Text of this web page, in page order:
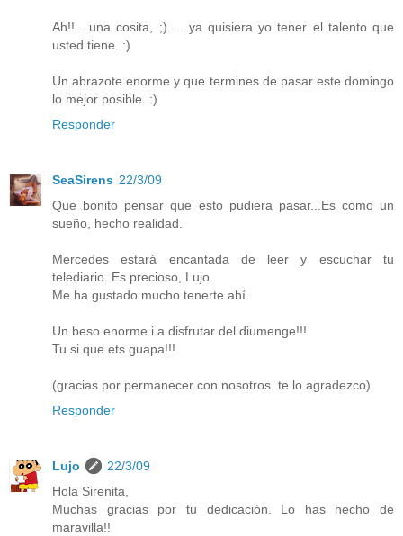
Ah!!....una cosita, ;)......ya quisiera yo tener el talento que
usted tiene. :)
Un abrazote enorme y que termines de pasar este domingo
lo mejor posible. :)
Responder
SeaSirens 22/3/09
Que bonito pensar que esto pudiera pasar...Es como un
sueño, hecho realidad.
Mercedes estará encantada de leer y escuchar tu
telediario. Es precioso, Lujo.
Me ha gustado mucho tenerte ahí.
Un beso enorme i a disfrutar del diumenge!!!
Tu si que ets guapa!!!
(gracias por permanecer con nosotros. te lo agradezco).
Responder
Lujo
22/3/09
Hola Sirenita,
Muchas gracias por tu dedicación. Lo has hecho de
maravilla!!